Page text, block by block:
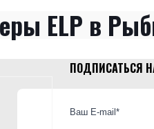
ELP в
ПОДПИСАТЬСЯ
Ваш E-mail*